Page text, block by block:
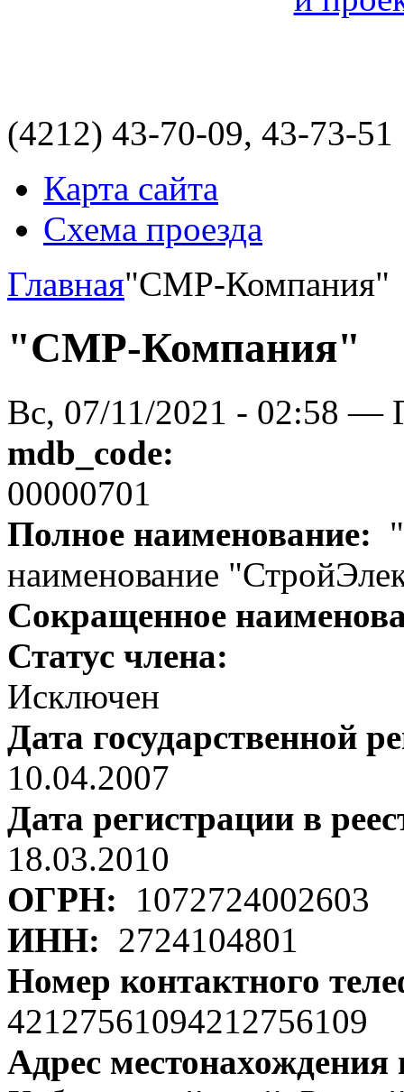
(4212) 43-70-09, 43-73-51
Карта сайта
Схема проезда
Главная"СМР-Компания"
"СМР-Компания"
Вс, 07/11/2021 - 02:58 —
mdb_code:
00000701
Полное наименование:
наименование
Сокращенное
Статус члена:
Исключен
Дата государственной
10.04.2007
Дата регистрации в
18.03.2010
ОГРН:
1072724002603
ИНН: 2724104801
Номер контактного
42127561094212756109
Адрес